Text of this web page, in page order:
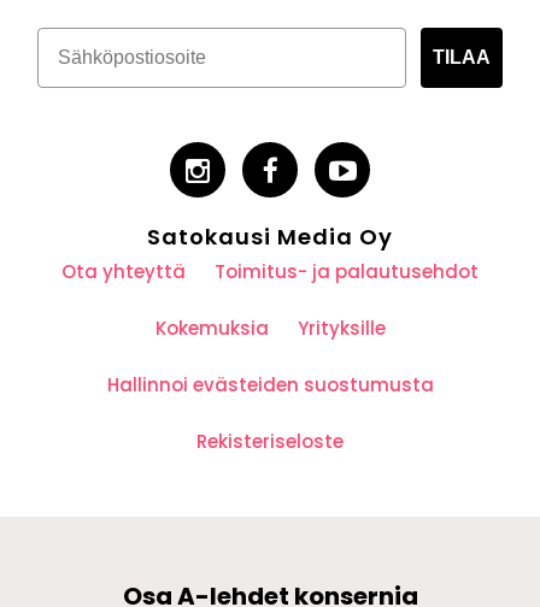
TILAA
Satokausi Media Oy
Ota yhteyttä Toimitus- ja palautusehdot
Kokemuksia Yrityksille
Hallinnoi evästeiden suostumusta
Rekisteriseloste
Osa A-lehdet konsernia